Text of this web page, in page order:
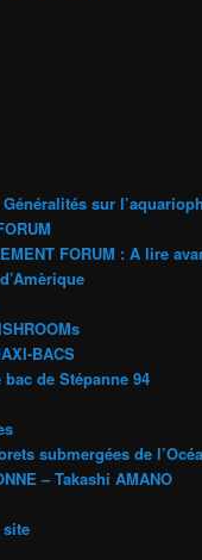
Généralités sur
FORUM : A lire
BACS
bac de Stépanne 94
submergées de
– Takashi AMANO